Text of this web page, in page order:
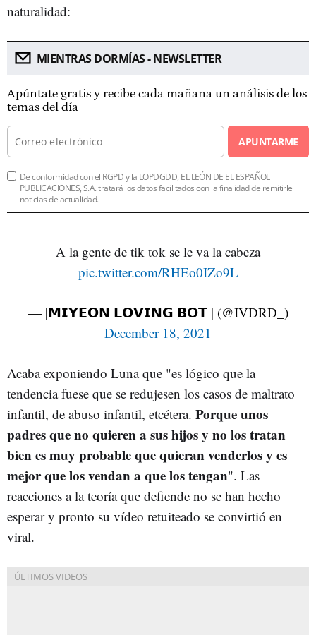
naturalidad:
MIENTRAS DORMÍAS - NEWSLETTER
Apúntate gratis y recibe cada mañana un análisis de los
temas del día
APUNTARME
De conformidad con el RGPD y la LOPDGDD, EL LEÓN DE EL ESPAÑOL
PUBLICACIONES, S.A. tratará los datos facilitados con la finalidad de remitirle
noticias de actualidad.
A la gente de tik tok se le va la cabeza
pic.twitter.com/RHEo0IZo9L
— |𝗠𝗜𝗬𝗘𝗢𝗡 𝗟𝗢𝗩𝗜𝗡𝗚 𝗕𝗢𝗧 | (@IVDRD_)
December 18, 2021
Acaba exponiendo Luna que "es lógico que la
tendencia fuese que se redujesen los casos de maltrato
infantil, de abuso infantil, etcétera. Porque unos
padres que no quieren a sus hijos y no los tratan
bien es muy probable que quieran venderlos y es
mejor que los vendan a que los tengan". Las
reacciones a la teoría que defiende no se han hecho
esperar y pronto su vídeo retuiteado se convirtió en
viral.